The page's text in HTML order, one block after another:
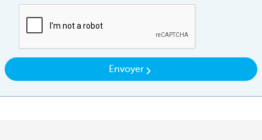
Envoyer